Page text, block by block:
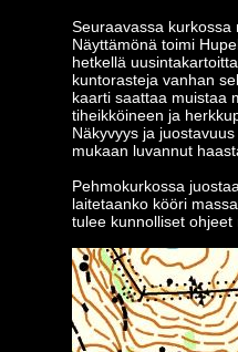
Seuraavassa
Näyttämönä toimi
hetkellä
kuntorasteja vanhan
kaarti saattaa muistaa
tiheikköineen ja
Näkyvyys ja
mukaan luvannut
Pehmokurkossa
laitetaanko kööri
tulee kunnolliset